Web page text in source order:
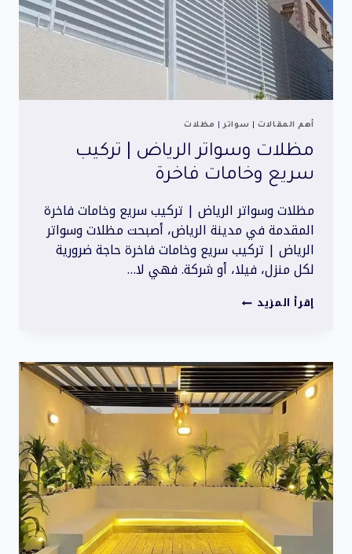
أهم المقالات سواتر| مظلات
مظلات وسواتر الرياض | تركيب
سريع وخامات فاخرة
مظلات وسواتر الرياض | تركيب سريع وخامات فاخرة
المقدمة في مدينة الرياض، أصبحت مظلات وسواتر
الرياض | تركيب سريع وخامات فاخرة حاجة ضرورية
لكل منزل، فيلا، أو شركة. فهي لا…
إقرأ المزيد مظلات
تركيب
سريع
وخامات
فاخرة